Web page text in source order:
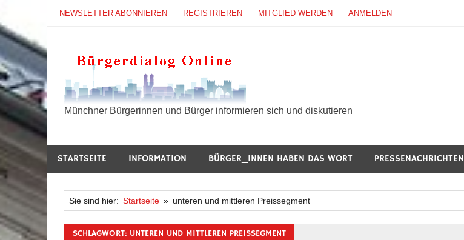
NEWSLETTER ABONNIEREN REGISTRIEREN MITGLIED WERDEN ANMELDEN
Münchner Bürgerinnen und Bürger informieren sich und diskutieren
STARTSEITE INFORMATION BÜRGER_INNEN HABEN DAS WORT PRESSENACHRICHTEN
Sie sind hier: Startseite unteren und mittleren Preissegment
SCHLAGWORT: UNTEREN UND MITTLEREN PREISSEGMENT